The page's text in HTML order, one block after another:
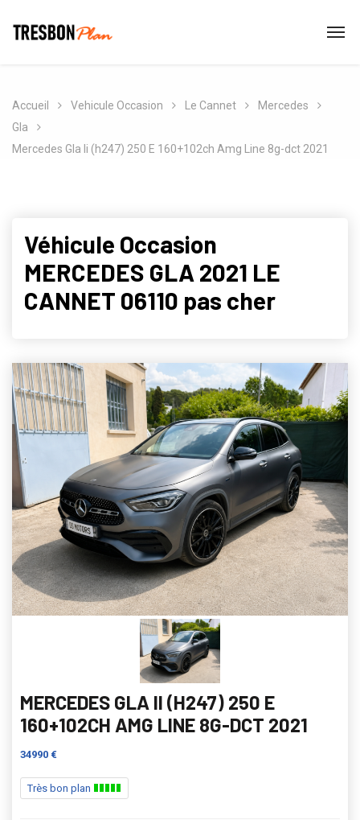
Accueil Vehicule Occasion Le Cannet
Mercedes
Gla
Mercedes Gla Ii (h247) 250 E 160+102ch Amg Line 8g-dct 2021
Véhicule Occasion
MERCEDES GLA 2021 LE
CANNET 06110 pas cher
MERCEDES GLA II (H247) 250 E
160+102CH AMG LINE 8G-DCT 2021
34990 €
Très bon plan